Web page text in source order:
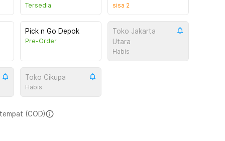
Tersedia sisa 2
Pick n Go Depok
Pre-Order
Toko Jakarta
Utara
Habis
Toko Cikupa
Habis
(COD)